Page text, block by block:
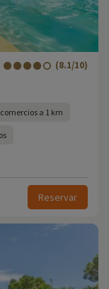
(8.1/10)
a 1 km
Reservar